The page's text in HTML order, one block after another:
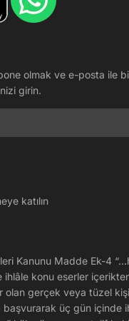
olmak ve e-posta ile
girin.
katılın
Kanunu Madde Ek-4
konu eserler içerikten
olan gerçek veya tüzel
başvurarak üç gün içinde